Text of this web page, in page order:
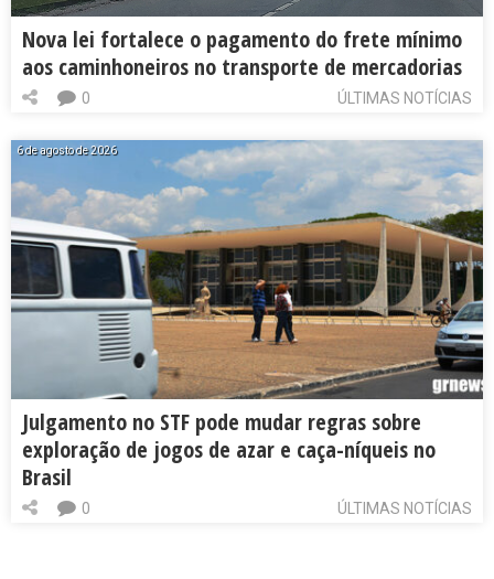
Nova lei fortalece o pagamento do frete mínimo
aos caminhoneiros no transporte de mercadorias
ÚLTIMAS NOTÍCIAS
0
6 de agosto de 2026
Julgamento no STF pode mudar regras sobre
exploração de jogos de azar e caça-níqueis no
Brasil
ÚLTIMAS NOTÍCIAS
0